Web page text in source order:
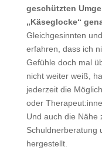
geschützten
„Käseglocke“
Gleichgesinnten
erfahren, dass ich
Gefühle doch mal
nicht weiter weiß,
jederzeit die
oder
Und auch die Nähe
Schuldnerberatung
hergestellt.